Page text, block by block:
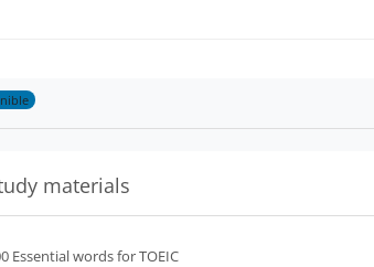
materials
Essential words for TOEIC